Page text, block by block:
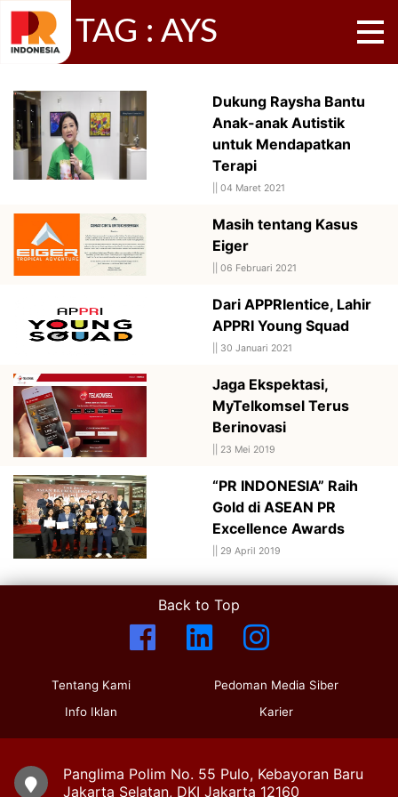
TAG : AYS
Dukung Raysha Bantu
Anak-anak Autistik
untuk Mendapatkan
Terapi
04 Maret 2021
Masih tentang Kasus
Eiger
06 Februari 2021
Dari APPRIentice, Lahir
APPRI Young Squad
30 Januari 2021
Jaga Ekspektasi,
MyTelkomsel Terus
Berinovasi
23 Mei 2019
“PR INDONESIA” Raih
Gold di ASEAN PR
Excellence Awards
29 April 2019
Back to Top
Tentang Kami
Info Iklan
Pedoman Media Siber
Karier
Panglima Polim No. 55 Pulo, Kebayoran Baru
Jakarta Selatan, DKI Jakarta 12160